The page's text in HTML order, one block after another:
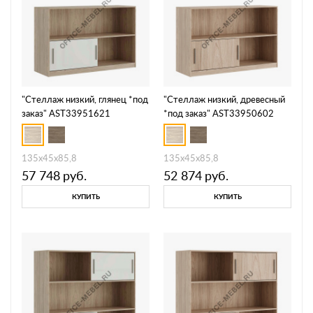
"Стеллаж низкий, глянец *под
заказ" AST33951621
135x45x85,8
57 748 руб.
КУПИТЬ
"Стеллаж низкий, древесный
*под заказ" AST33950602
135x45x85,8
52 874 руб.
КУПИТЬ